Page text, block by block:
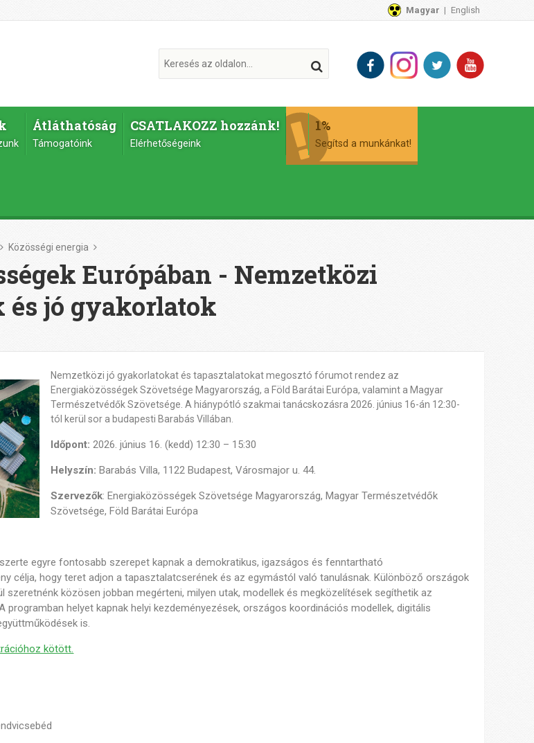
Magyar English
Átláthatóság
Támogatóink
CSATLAKOZZ hozzánk!
Elérhetőségeink
1%
Segítsd a munkánkat!
Közösségi energia
Európában - Nemzetközi
és jó gyakorlatok
Nemzetközi jó gyakorlatokat és tapasztalatokat megosztó fórumot rendez az
Energiaközösségek Szövetsége Magyarország, a Föld Barátai Európa, valamint a Magyar
Természetvédők Szövetsége. A hiánypótló szakmai tanácskozásra 2026. június 16-án 12:30-
tól kerül sor a budapesti Barabás Villában.
Időpont: 2026. június 16. (kedd) 12:30 – 15:30
Helyszín: Barabás Villa, 1122 Budapest, Városmajor u. 44.
Szervezők: Energiaközösségek Szövetsége Magyarország, Magyar Természetvédők
Szövetsége, Föld Barátai Európa
egyre fontosabb szerepet kapnak a demokratikus, igazságos és fenntartható
célja, hogy teret adjon a tapasztalatcserének és az egymástól való tanulásnak. Különböző országok
szeretnénk közösen jobban megérteni, milyen utak, modellek és megközelítések segíthetik az
programban helyet kapnak helyi kezdeményezések, országos koordinációs modellek, digitális
is.
kötött.